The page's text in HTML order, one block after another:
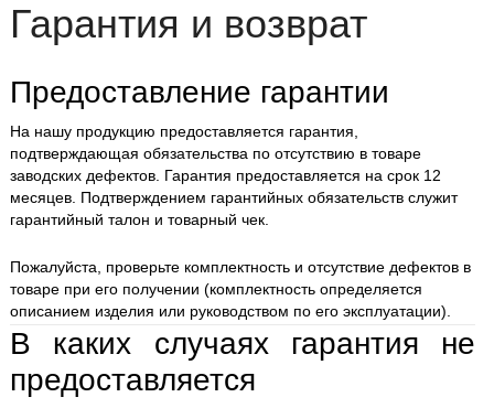
Гарантия и возврат
Предоставление гарантии
На нашу продукцию предоставляется гарантия,
подтверждающая обязательства по отсутствию в товаре
заводских дефектов. Гарантия предоставляется на срок 12
месяцев. Подтверждением гарантийных обязательств служит
гарантийный талон и товарный чек.
Пожалуйста, проверьте комплектность и отсутствие дефектов в
товаре при его получении (комплектность определяется
описанием изделия или руководством по его эксплуатации).
В каких случаях гарантия не
предоставляется